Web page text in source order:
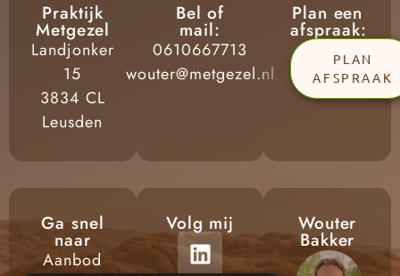
Praktijk
Metgezel
Landjonker
15
3834 CL
Leusden
Bel of
mail:
0610667713
wouter@metgezel.nl
Plan een
afspraak:
PLAN
AFSPRAAK
Ga snel
naar
Aanbod
Volg mij Wouter
Bakker